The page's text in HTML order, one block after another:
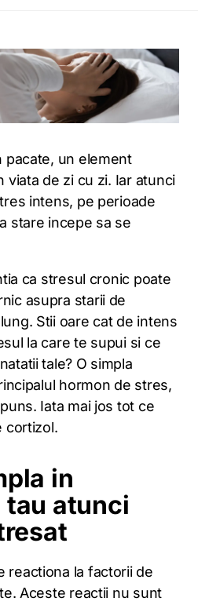
pacate, un element
viata de zi cu zi. Iar atunci
intens, pe perioade
stare incepe sa se
ca stresul cronic poate
asupra starii de
Stii oare cat de intens
la care te supui si ce
tale? O simpla
hormon de stres,
Iata mai jos tot ce
cortizol.
in
tau atunci
reactiona la factorii de
Aceste reactii nu sunt